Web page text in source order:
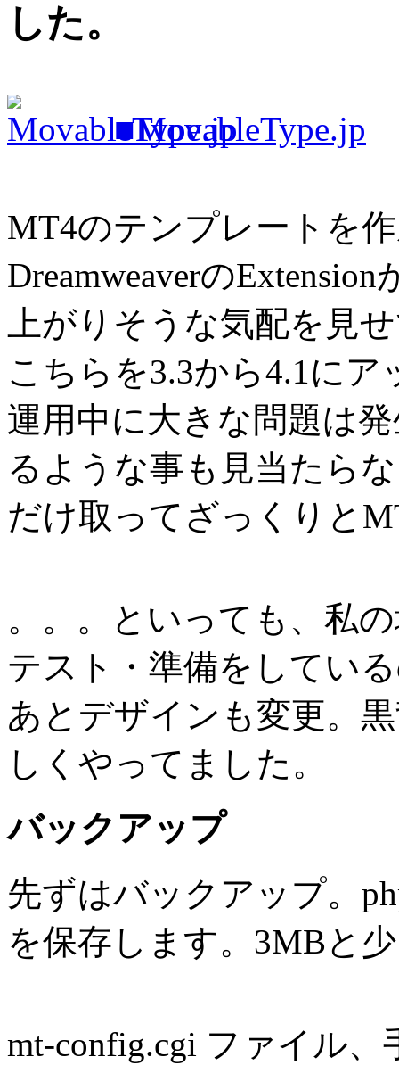
した。
■MovableType.jp
MT4のテンプレートを
Dreamweaverの
上がりそうな気配を見
こちらを3.3から4.1に
運用中に大きな問題は
るような事も見当たら
だけ取ってざっくりと
。。。といっても、私
テスト・準備をしてい
あとデザインも変更。
しくやってました。
バックアップ
先ずはバックアップ。
を保存します。3MBと
mt-config.cgi ファイル、